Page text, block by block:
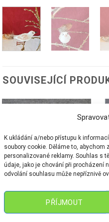
K ukládání a/nebo přístupu k
soubory cookie. Děláme to,
personalizované reklamy. Souhlas s
údaje, jako je chování při procházení
odvolání souhlasu může nepříznivě
PŘÍJMOUT
SOUVISEJÍCÍ
FIGURKY